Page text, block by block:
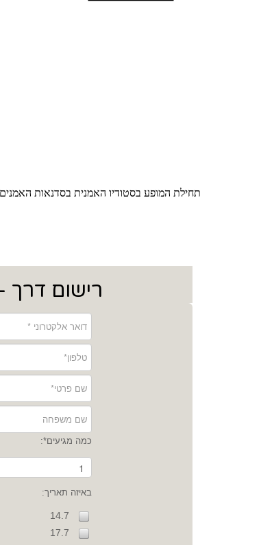
תחילת המופע בסטודיו האמנית בסדנאות האמנים, האומן 26, ירושלים. משם יציאה לשיטוט במרחב
רישום
כמה מגיעים*:
באיזה תאריך:
14.7
17.7